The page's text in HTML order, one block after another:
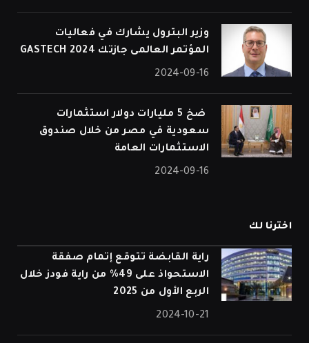
وزير البترول يشارك في فعاليات
المؤتمر العالمى جازتك 2024 GASTECH
2024-09-16
⁠ ضخ 5 مليارات دولار استثمارات
سعودية في مصر من خلال صندوق
الاستثمارات العامة
2024-09-16
اخترنا لك
راية القابضة تتوقع إتمام صفقة
الاستحواذ على 49% من راية فودز خلال
الربع الأول من 2025
2024-10-21